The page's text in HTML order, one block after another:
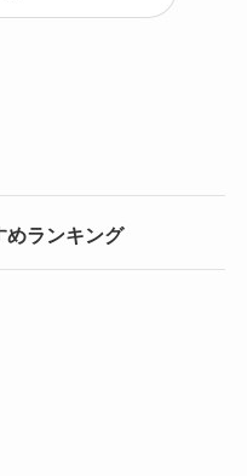
めランキング